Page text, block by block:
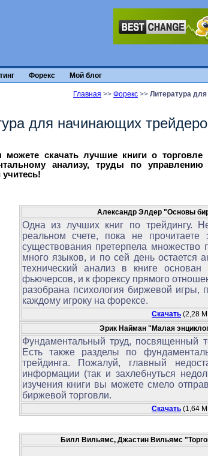
Форекс Мой блог
Главная >>Форекс >>Литература
для начинающих
скачать лучшие книги о торговле
анализу, труды по
учитесь!
Александр Элдер "Основы
Одна из лучших книг по трейдингу.
реальном счете, пока не
существования претерпела множество
много языков, и по сей день остается
технический анализ в книге
фьючерсов, и к форексу прямого
разобрана психология биржевой игры,
каждому игроку на форексе.
Скачать (2,28
Эрик Найман "Малая
Фундаментальный труд, посвященный
Есть также разделы по
трейдинга. Пожалуй, главный
информации (так и захлебнуться
изучения книги вы можете смело
биржевой торговли.
Скачать (1,64
Билл Вильямс, Джастин Вильямс